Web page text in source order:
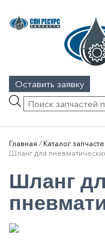
Оставить заявку
Поиск
товаров
Главная / Каталог
Шланг для
Шланг